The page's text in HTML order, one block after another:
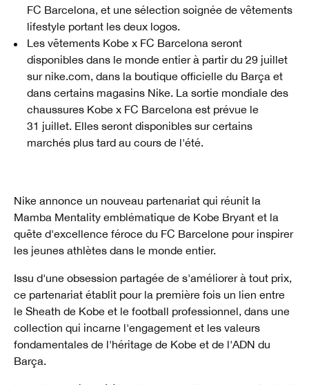
FC Barcelona, et une sélection soignée de vêtements
lifestyle portant les deux logos.
Les vêtements Kobe x FC Barcelona seront
disponibles dans le monde entier à partir du 29 juillet
sur nike.com, dans la boutique officielle du Barça et
dans certains magasins Nike. La sortie mondiale des
chaussures Kobe x FC Barcelona est prévue le
31 juillet. Elles seront disponibles sur certains
marchés plus tard au cours de l'été.
Nike annonce un nouveau partenariat qui réunit la
Mamba Mentality emblématique de Kobe Bryant et la
quête d'excellence féroce du FC Barcelone pour inspirer
les jeunes athlètes dans le monde entier.
Issu d'une obsession partagée de s'améliorer à tout prix,
ce partenariat établit pour la première fois un lien entre
le Sheath de Kobe et le football professionnel, dans une
collection qui incarne l'engagement et les valeurs
fondamentales de l'héritage de Kobe et de l'ADN du
Barça.